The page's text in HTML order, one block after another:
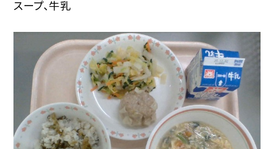
スープ、牛乳